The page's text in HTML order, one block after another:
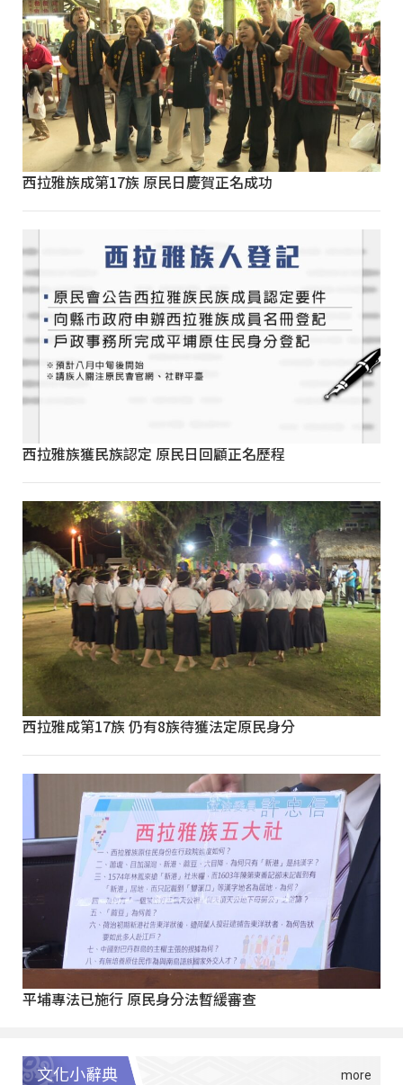
西拉雅族成第17族 原民日慶賀正名成功
西拉雅族獲民族認定 原民日回顧正名歷程
西拉雅成第17族 仍有8族待獲法定原民身分
平埔專法已施行 原民身分法暫緩審查
文化小辭典